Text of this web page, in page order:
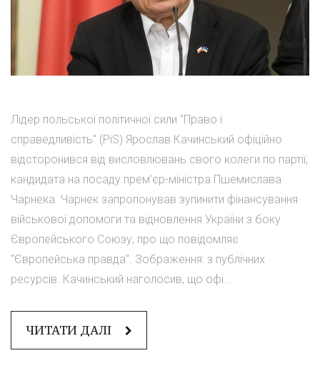
Лідер польської політичної сили "Право і
справедливість" (PiS) Ярослав Качинський офіційно
відсторонився від висловлювань свого колеги по партії,
кандидата на посаду прем'єр-міністра Пшемислава
Чарнека. Чарнек запропонував зупинити фінансування
військової допомоги та відновлення України з боку
Європейського Союзу, про що повідомляє
"Європейська правда". Зображення: з публічних
ресурсів. Качинський наголосив, що офі...
ЧИТАТИ ДАЛІ